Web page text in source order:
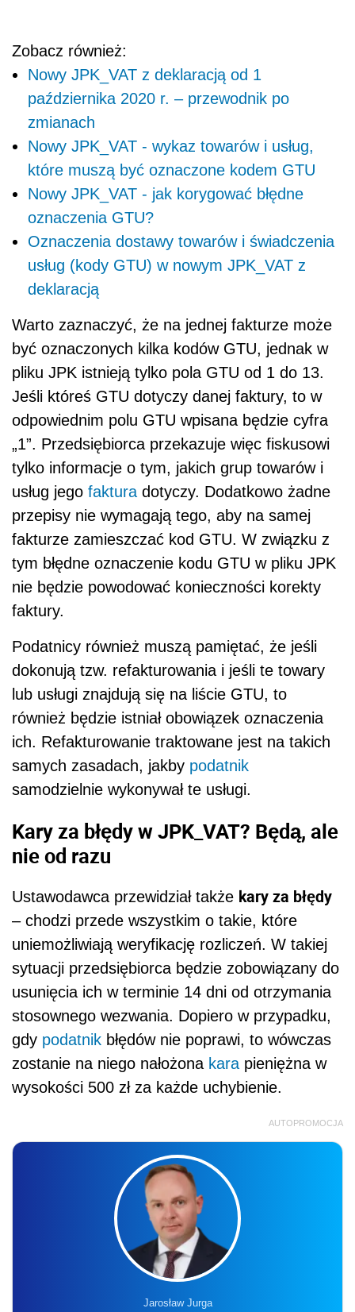
Zobacz również:
Nowy JPK_VAT z deklaracją od 1
października 2020 r. – przewodnik po
zmianach
Nowy JPK_VAT - wykaz towarów i usług,
które muszą być oznaczone kodem GTU
Nowy JPK_VAT - jak korygować błędne
oznaczenia GTU?
Oznaczenia dostawy towarów i świadczenia
usług (kody GTU) w nowym JPK_VAT z
deklaracją
Warto zaznaczyć, że na jednej fakturze może
być oznaczonych kilka kodów GTU, jednak w
pliku JPK istnieją tylko pola GTU od 1 do 13.
Jeśli któreś GTU dotyczy danej faktury, to w
odpowiednim polu GTU wpisana będzie cyfra
„1”. Przedsiębiorca przekazuje więc fiskusowi
tylko informacje o tym, jakich grup towarów i
usług jego faktura dotyczy. Dodatkowo żadne
przepisy nie wymagają tego, aby na samej
fakturze zamieszczać kod GTU. W związku z
tym błędne oznaczenie kodu GTU w pliku JPK
nie będzie powodować konieczności korekty
faktury.
Podatnicy również muszą pamiętać, że jeśli
dokonują tzw. refakturowania i jeśli te towary
lub usługi znajdują się na liście GTU, to
również będzie istniał obowiązek oznaczenia
ich. Refakturowanie traktowane jest na takich
samych zasadach, jakby podatnik
samodzielnie wykonywał te usługi.
Kary za błędy w JPK_VAT? Będą, ale
nie od razu
Ustawodawca przewidział także kary za błędy
– chodzi przede wszystkim o takie, które
uniemożliwiają weryfikację rozliczeń. W takiej
sytuacji przedsiębiorca będzie zobowiązany do
usunięcia ich w terminie 14 dni od otrzymania
stosownego wezwania. Dopiero w przypadku,
gdy podatnik błędów nie poprawi, to wówczas
zostanie na niego nałożona kara pieniężna w
wysokości 500 zł za każde uchybienie.
AUTOPROMOCJA
Jarosław Jurga